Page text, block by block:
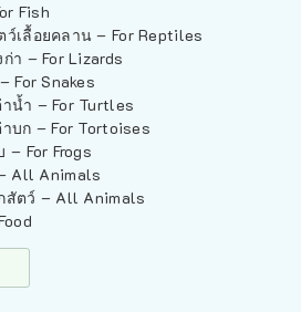
Fish
ว์เลื้อยคลาน – For Reptiles
า – For Lizards
For Snakes
น้ำ – For Turtles
บก – For Tortoises
– For Frogs
All Animals
สัตว์ – All Animals